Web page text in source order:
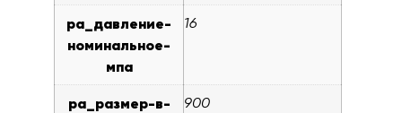
pa_давление-
номинальное-
мпа
16
pa_размер-в-
900